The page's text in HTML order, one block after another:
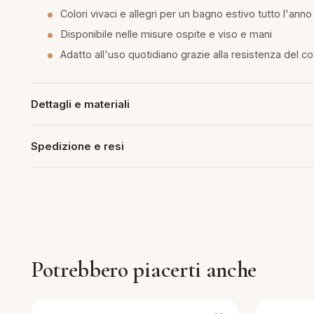
e Pigiami
Colori vivaci e allegri per un bagno estivo tutto l'anno
Disponibile nelle misure ospite e viso e mani
Adatto all'uso quotidiano grazie alla resistenza del
Dettagli e materiali
Spedizione e resi
Potrebbero piacerti anche